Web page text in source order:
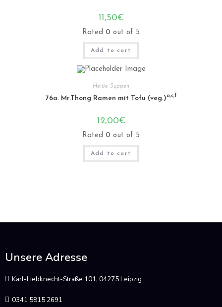
11,50€
Rated 0 out of 5
Add to cart
Heiße Suppen
76a. Mr.Thong Ramen mit Tofu (veg.)a,c,f
12,00€
Rated 0 out of 5
Add to cart
Unsere Adresse
Karl-Liebknecht-Straße 101, 04275 Leipzig
0341 5815 2691